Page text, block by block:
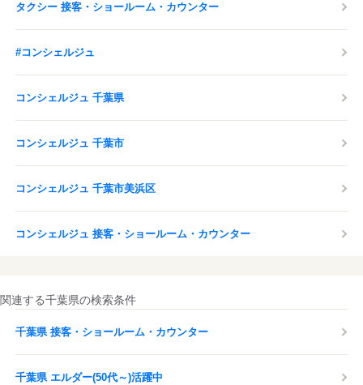
タクシー 接客・ショールーム・カウンター
#コンシェルジュ
コンシェルジュ 千葉県
コンシェルジュ 千葉市
コンシェルジュ 千葉市美浜区
コンシェルジュ 接客・ショールーム・カウンター
関連する千葉県の検索条件
千葉県 接客・ショールーム・カウンター
千葉県 エルダー(50代～)活躍中